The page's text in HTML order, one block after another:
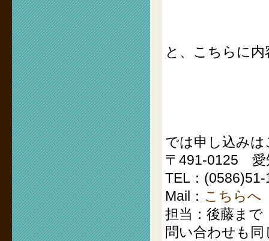
と、こちらに
では申し込み
〒491-0125 愛
TEL：
Mail： こちらへ
担当：後藤まで
問い合わせも